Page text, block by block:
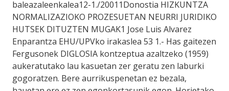
baleazaleenkalea12-1./20011Donostia HIZKUNTZA
NORMALIZAZIOKO PROZESUETAN NEURRI JURIDIKO
HUTSEK DITUZTEN MUGAK1 Jose Luis Alvarez
Enparantza EHU/UPVko irakaslea 53 1.- Has gaitezen
Fergusonek DIGLOSIA kontzeptua azaltzeko (1959)
aukeratutako lau kasuetan zer geratu zen laburki
gogoratzen. Bere aurrikuspenetan ez bezala,